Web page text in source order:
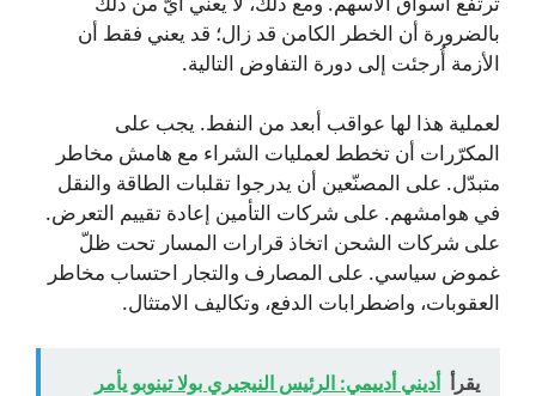
بالضرورة أن الخطر الكامن قد زال؛ قد يعني فقط أن
الأزمة أُرجئت إلى دورة التفاوض التالية.
لعملية هذا لها عواقب أبعد من النفط. يجب على
المكرّرات أن تخطط لعمليات الشراء مع هامش مخاطر
متبدّل. على المصنّعين أن يدرجوا تقلبات الطاقة والنقل
في هوامشهم. على شركات التأمين إعادة تقييم التعرض.
على شركات الشحن اتخاذ قرارات المسار تحت ظلّ
غموض سياسي. على المصارف والتجار احتساب مخاطر
العقوبات، واضطرابات الدفع، وتكاليف الامتثال.
يقرأ أديني أدييمي: الرئيس النيجيري بولا تينوبو يأمر